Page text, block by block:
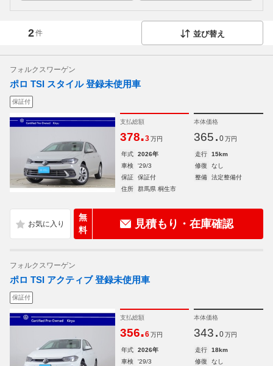
2件 並び替え
フォルクスワーゲン
ポロ TSI スタイル 登録未使用車
保証付
支払総額
378.3 万円
本体価格
365. 0 万円
年式 2026年 走行
15km
車検
'29/3 修復
なし
保証
保証付 整備
法定整備付
住所
群馬県 桐生市
無
料
見積もり・在庫確認
フォルクスワーゲン
ポロ TSI アクティブ 登録未使用車
保証付
支払総額
356.6 万円
本体価格
343. 0 万円
年式 2026年 走行
18km
車検
'29/3 修復
なし